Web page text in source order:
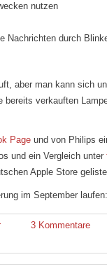
nutzen
Nachrichten durch
aber man kann sich
bereits verkauften
Page und von Philips
und ein Vergleich unter
Apple Store
im September
3 Kommentare